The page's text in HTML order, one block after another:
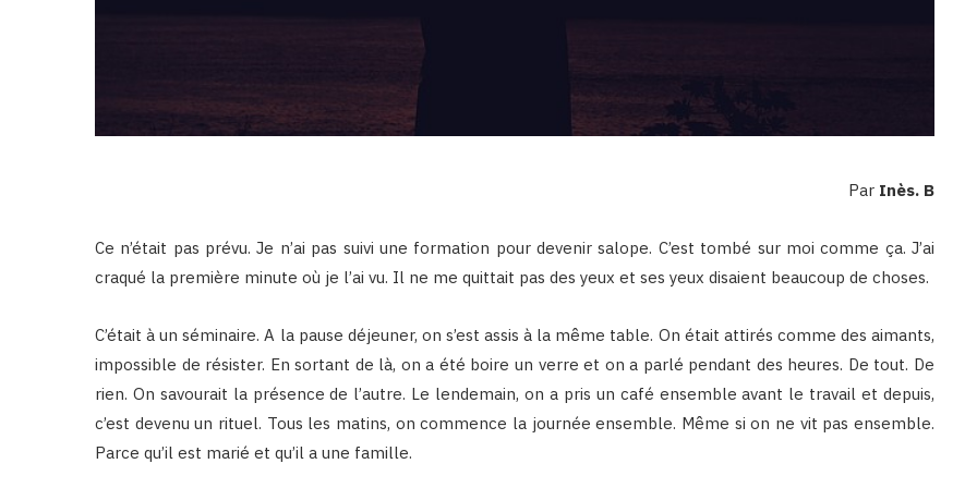
Par Inès. B
Ce n’était pas prévu. Je n’ai pas suivi une formation pour devenir salope. C’est tombé sur moi comme ça. J’ai
craqué la première minute où je l’ai vu. Il ne me quittait pas des yeux et ses yeux disaient beaucoup de choses.
C’était à un séminaire. A la pause déjeuner, on s’est assis à la même table. On était attirés comme des aimants,
impossible de résister. En sortant de là, on a été boire un verre et on a parlé pendant des heures. De tout. De
rien. On savourait la présence de l’autre. Le lendemain, on a pris un café ensemble avant le travail et depuis,
c’est devenu un rituel. Tous les matins, on commence la journée ensemble. Même si on ne vit pas ensemble.
Parce qu’il est marié et qu’il a une famille.